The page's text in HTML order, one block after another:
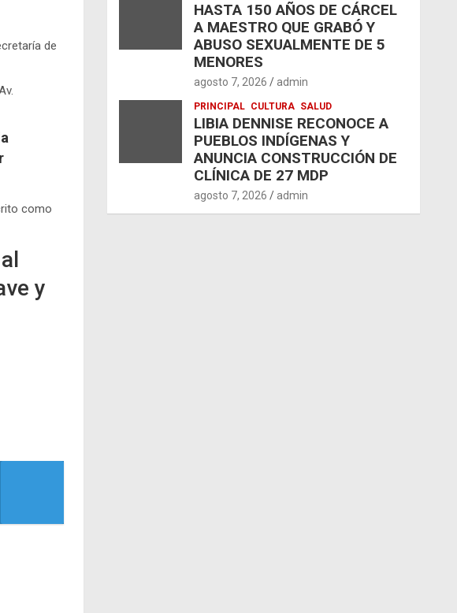
de
como
y
HASTA 150 AÑOS DE CÁRCEL
A MAESTRO QUE GRABÓ Y
ABUSO SEXUALMENTE DE 5
MENORES
agosto 7, 2026 admin
PRINCIPAL CULTURA SALUD
LIBIA DENNISE RECONOCE A
PUEBLOS INDÍGENAS Y
ANUNCIA CONSTRUCCIÓN DE
CLÍNICA DE 27 MDP
agosto 7, 2026 admin